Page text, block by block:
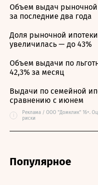
Объем выдач рыночной
за последние два года
Доля рыночной
увеличилась — до 43%
Объем выдачи по
42,3% за месяц
Выдачи по семейной
сравнению с июнем
i
Реклама / ООО "Домклик" 16+.
риски
Популярное